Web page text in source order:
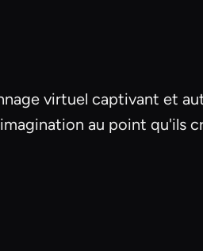
virtuel captivant et
au point qu'ils